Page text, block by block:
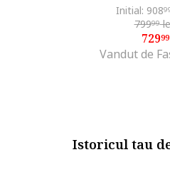
Initial: 908
79999
72999
Vandut de
Istoricul tau